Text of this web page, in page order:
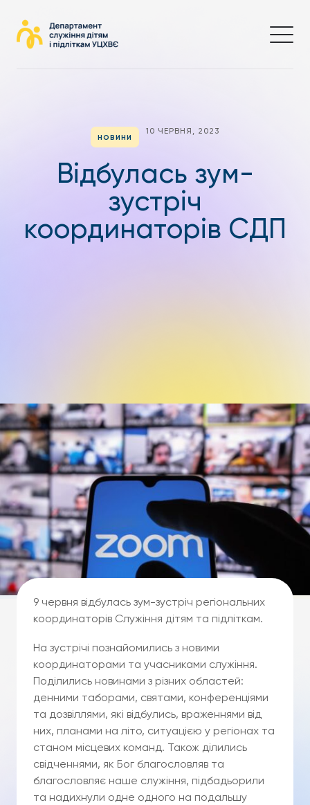
НОВИНИ
10 ЧЕРВНЯ, 2023
Відбулась зум-
зустріч
координаторів СДП
9 червня відбулась зум-зустріч регіональних
координаторів Служіння дітям та підліткам.
На зустрічі познайомились з новими
координаторами та учасниками служіння.
Поділились новинами з різних областей:
денними таборами, святами, конференціями
та дозвіллями, які відбулись, враженнями від
них, планами на літо, ситуацією у регіонах та
станом місцевих команд. Також ділились
свідченнями, як Бог благословляв та
благословляє наше служіння, підбадьорили
та надихнули одне одного на подальшу